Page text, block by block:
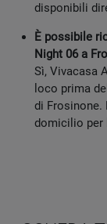
disponibili
È possibile
Night 06 a
Sì, Vivacasa
loco prima
di Frosinone.
domicilio per